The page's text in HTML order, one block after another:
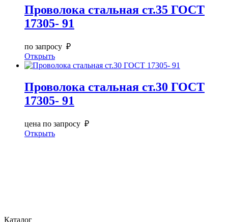
Проволока стальная ст.35 ГОСТ
17305- 91
по запросу ₽
Открыть
Проволока стальная ст.30 ГОСТ
17305- 91
цена по запросу ₽
Открыть
Каталог